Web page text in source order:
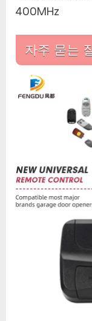
400MHz
자주 묻는